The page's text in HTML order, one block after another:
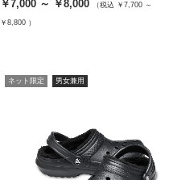
￥7,000 ～ ￥8,000 （税込 ￥7,700 ～
￥8,800 ）
ネット限定 男女兼用